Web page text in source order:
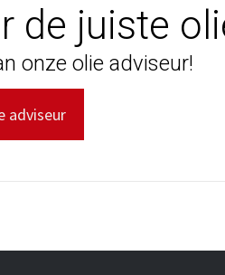
de juiste
onze olie adviseur!
adviseur